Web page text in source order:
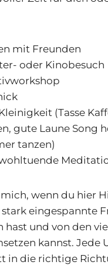
mit Freunden
oder Kinobesuch
(Tasse
gute Laune Song
tanzen)
wenn du hier
eingespannte
hast und von den
kannst. Jede
in die richtige